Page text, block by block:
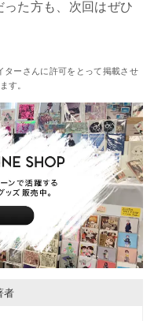
た方も、次回はぜひ
ーさんに許可をとって掲載させ
す。
者